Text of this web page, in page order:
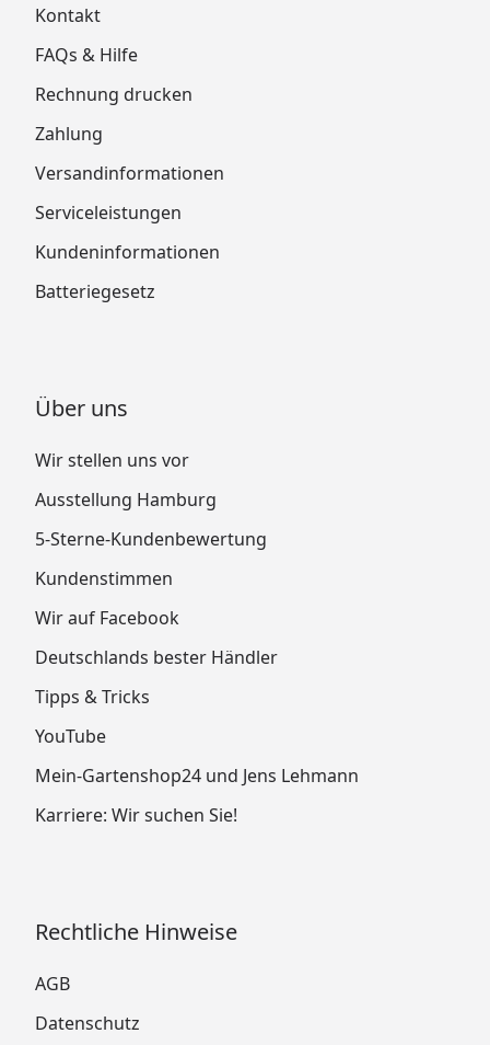
Kontakt
FAQs & Hilfe
Rechnung drucken
Zahlung
Versandinformationen
Serviceleistungen
Kundeninformationen
Batteriegesetz
Über uns
Wir stellen uns vor
Ausstellung Hamburg
5-Sterne-Kundenbewertung
Kundenstimmen
Wir auf Facebook
Deutschlands bester Händler
Tipps & Tricks
YouTube
Mein-Gartenshop24 und Jens Lehmann
Karriere: Wir suchen Sie!
Rechtliche Hinweise
AGB
Datenschutz